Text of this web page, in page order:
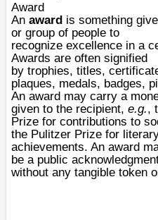
Award
An award is something
or group of people to
recognize excellence in a
Awards are often signified
by trophies, titles,
plaques, medals, badges,
An award may carry a
given to the recipient, e.g.,
Prize for contributions to
the Pulitzer Prize for
achievements. An award
be a public
without any tangible token